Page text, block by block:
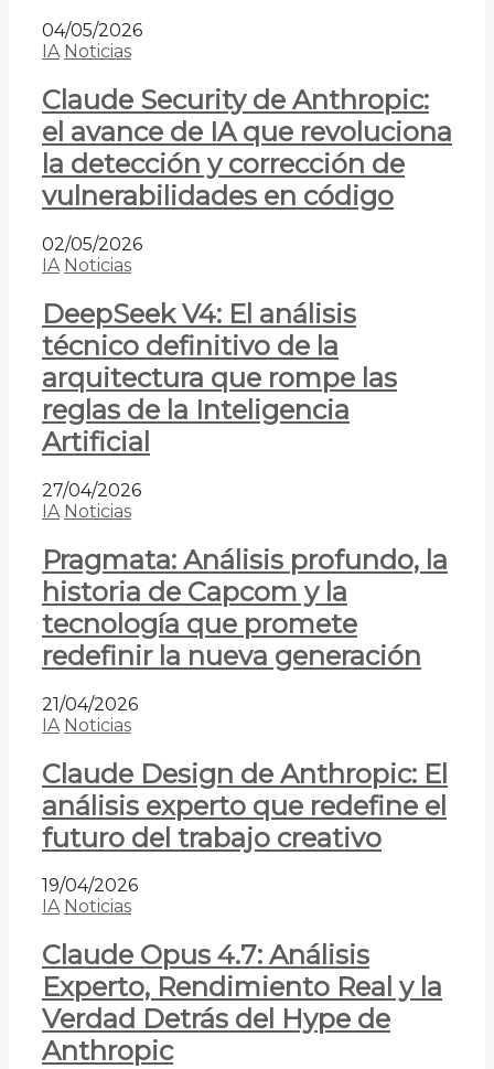
04/05/2026
IA Noticias
Claude Security de Anthropic:
el avance de IA que revoluciona
la detección y corrección de
vulnerabilidades en código
02/05/2026
IA Noticias
DeepSeek V4: El análisis
técnico definitivo de la
arquitectura que rompe las
reglas de la Inteligencia
Artificial
27/04/2026
IA Noticias
Pragmata: Análisis profundo, la
historia de Capcom y la
tecnología que promete
redefinir la nueva generación
21/04/2026
IA Noticias
Claude Design de Anthropic: El
análisis experto que redefine el
futuro del trabajo creativo
19/04/2026
IA Noticias
Claude Opus 4.7: Análisis
Experto, Rendimiento Real y la
Verdad Detrás del Hype de
Anthropic